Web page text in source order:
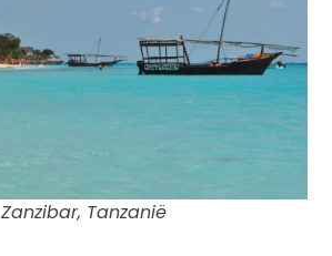
Zanzibar, Tanzanië